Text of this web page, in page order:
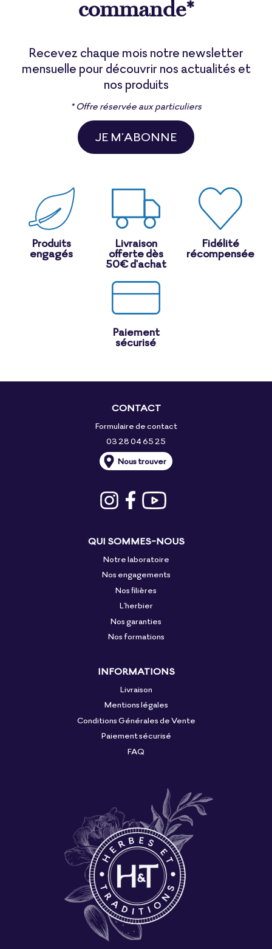
commande*
Recevez chaque mois notre newsletter
mensuelle pour découvrir nos actualités et
nos produits
* Offre réservée aux particuliers
JE M’ABONNE
Produits
engagés
Livraison
offerte dès
50€ d'achat
Fidélité
récompensée
Paiement
sécurisé
CONTACT
Formulaire de contact
03 28 04 65 25
Nous trouver
QUI SOMMES-NOUS
Notre laboratoire
Nos engagements
Nos filières
L'herbier
Nos garanties
Nos formations
INFORMATIONS
Livraison
Mentions légales
Conditions Générales de Vente
Paiement sécurisé
FAQ